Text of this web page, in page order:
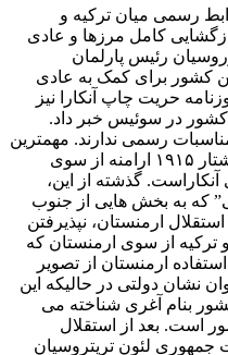
رسمی میان ترکیه و
کامل مرزها و عادی
رئیس پارلمان
کشور برای کمک به عادی
حریت چاپ آنکارا نیز
کشور در سوئیس خبر داد.
رسمی ندارند. مهمترین
دلیل، تاکید ارمنستان به شناسایی کشتار ۱۹۱۵ ارامنه از سوی
گذشته از این،
که به بخش هایی از جنوب
ارمنستان، نپذیرفتن
و ترکیه از سوی ارمنستان که
ارمنستان از تصویر
نشان دولتی در حالیکه این
بنام آغری شناخته می
است. بعد از استقلال
جمهوری لئون ترپتروسیان